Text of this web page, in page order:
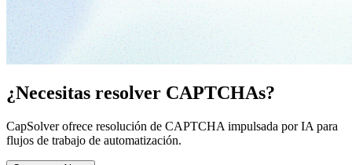
¿Necesitas resolver CAPTCHAs?
CapSolver ofrece resolución de CAPTCHA impulsada por IA para
flujos de trabajo de automatización.